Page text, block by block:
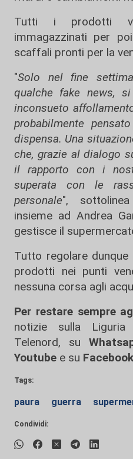
Tutti i prodotti
immagazzinati per
scaffali pronti per la
"Solo nel fine
qualche fake news,
inconsueto
probabilmente
dispensa. Una
che, grazie al dialogo
il rapporto con i
superata con le
personale",
insieme ad Andrea
gestisce il
Tutto regolare
prodotti nei punti
nessuna corsa agli
Per restare sempre
notizie sulla
Telenord, su
Youtube e su Facebook
Tags:
paura guerra
Condividi: